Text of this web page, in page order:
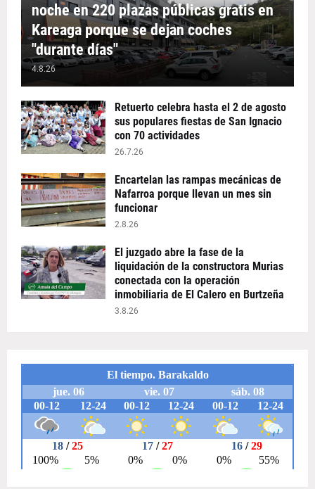
noche en 220 plazas públicas gratis en
Kareaga porque se dejan coches
"durante días"
4.8.26
Retuerto celebra hasta el 2 de agosto
sus populares fiestas de San Ignacio
con 70 actividades
26.7.26
Encartelan las rampas mecánicas de
Nafarroa porque llevan un mes sin
funcionar
2.8.26
El juzgado abre la fase de la
liquidación de la constructora Murias
conectada con la operación
inmobiliaria de El Calero en Burtzeña
3.8.26